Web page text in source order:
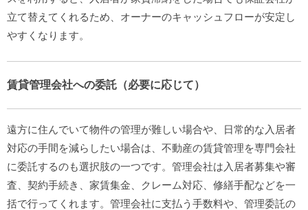
立て替えてくれるため、オーナーのキャッシュフローが安定し
やすくなります。
賃貸管理会社への委託（必要に応じて）
遠方に住んでいて物件の管理が難しい場合や、日常的な入居者
対応の手間を減らしたい場合は、不動産の賃貸管理を専門会社
に委託するのも選択肢の一つです。管理会社は入居者募集や審
査、契約手続き、家賃集金、クレーム対応、修繕手配などを一
括で行ってくれます。管理会社に支払う手数料や、管理委託の